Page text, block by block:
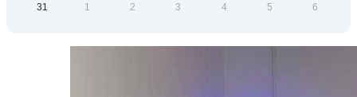
31 1 2 3 4 5 6